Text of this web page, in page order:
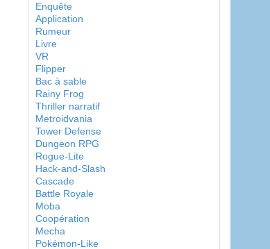
Enquête
Application
Rumeur
Livre
VR
Flipper
Bac à sable
Rainy Frog
Thriller narratif
Metroidvania
Tower Defense
Dungeon RPG
Rogue-Lite
Hack-and-Slash
Cascade
Battle Royale
Moba
Coopération
Mecha
Pokémon-Like